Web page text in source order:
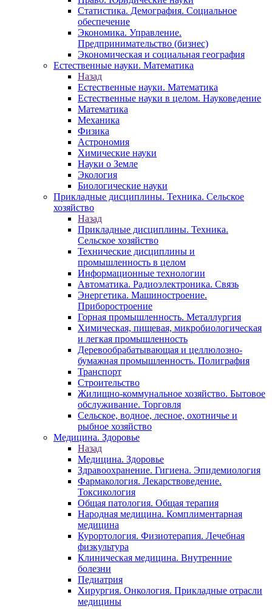
Статистика. Демография. Социальное
обеспечение
Экономика. Управление.
Предпринимательство (бизнес)
Экономическая и социальная география
Естественные науки. Математика
Назад
Естественные науки. Математика
Естественные науки в целом. Науковедение
Математика
Механика
Физика
Астрономия
Химические науки
Науки о Земле
Экология
Биологические науки
Прикладные дисциплины. Техника. Сельское
хозяйство
Назад
Прикладные дисциплины. Техника.
Сельское хозяйство
Технические дисциплины и
промышленность в целом
Информационные технологии
Автоматика. Радиоэлектроника. Связь
Энергетика. Машиностроение.
Приборостроение
Горная промышленность. Металлургия
Химическая, пищевая, микробиологическая
и легкая промышленность
Деревообрабатывающая и целлюлозно-
бумажная промышленность. Полиграфия
Транспорт
Строительство
Жилищно-коммунальное хозяйство. Бытовое
обслуживание. Торговля
Сельское, водное, лесное, охотничье и
рыбное хозяйство
Медицина. Здоровье
Назад
Медицина. Здоровье
Здравоохранение. Гигиена. Эпидемиология
Фармакология. Лекарствоведение.
Токсикология
Общая патология. Общая терапия
Народная медицина. Комплиментарная
медицина
Курортология. Физиотерапия. Лечебная
физкультура
Клиническая медицина. Внутренние
болезни
Педиатрия
Хирургия. Онкология. Прикладные отрасли
медицины